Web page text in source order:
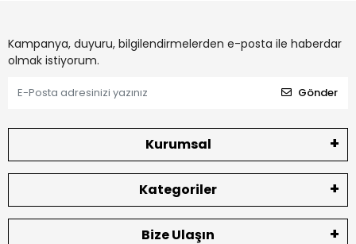
Kampanya, duyuru, bilgilendirmelerden e-posta ile haberdar
olmak istiyorum.
Gönder
Kurumsal
Kategoriler
Bize Ulaşın